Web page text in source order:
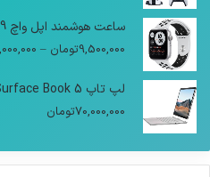
ساعت هوشمند اپل واچ 9
9,500,000تومان –
لپ تاپ Surface Book 5
70,000,000تومان